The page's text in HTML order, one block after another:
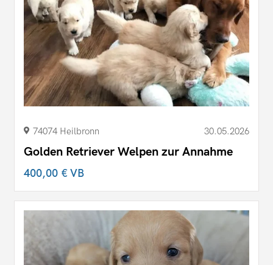
74074 Heilbronn 30.05.2026
Golden Retriever Welpen zur Annahme
400,00 €VB